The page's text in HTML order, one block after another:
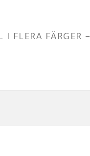
FLERA FÄRGER